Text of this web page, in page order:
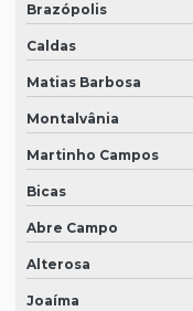
Brazópolis
Caldas
Matias Barbosa
Montalvânia
Martinho Campos
Bicas
Abre Campo
Alterosa
Joaíma